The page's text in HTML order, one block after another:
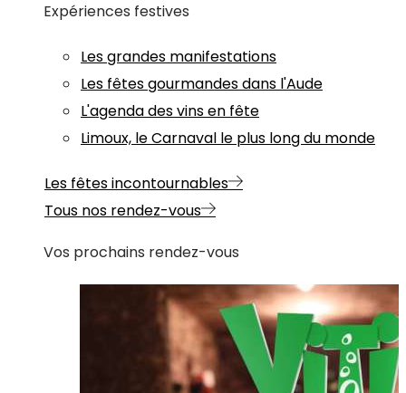
Expériences festives
Les grandes manifestations
Les fêtes gourmandes dans l'Aude
L'agenda des vins en fête
Limoux, le Carnaval le plus long du monde
Les fêtes incontournables
Tous nos rendez-vous
Vos prochains rendez-vous